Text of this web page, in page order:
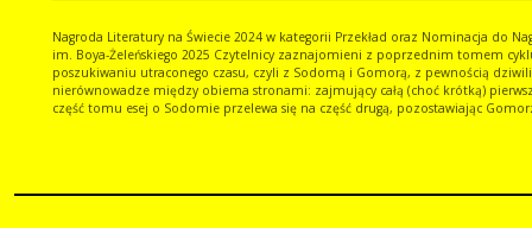
Nagroda Literatury na Świecie 2024 w kategorii Przekład oraz Nominacja do
im. Boya-Żeleńskiego 2025 Czytelnicy zaznajomieni z poprzednim tomem
poszukiwaniu utraconego czasu, czyli z Sodomą i Gomorą, z pewnością
nierównowadze między obiema stronami: zajmujący całą (choć krótką)
część tomu esej o Sodomie przelewa się na część drugą, pozostawiając
zwięzłym i trafnym streszczeniem: Wspólne życie z Albertyną, Verdurinowie